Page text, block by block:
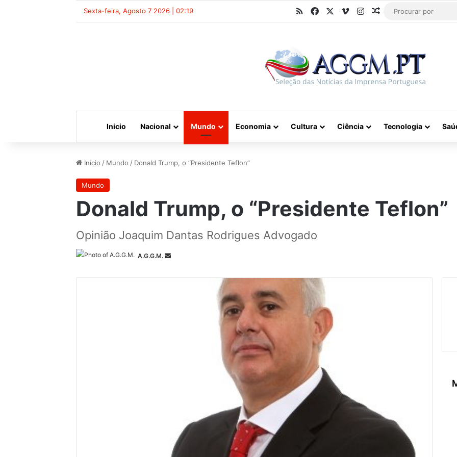
Sexta-feira, Agosto 7 2026 | 02:19 RSSFacebookVimeoInstagram
Artigo aleatório
Inicio Nacional Mundo Economia Cultura Ciência Tecnologia
Início / Mundo / Donald Trump, o “Presidente Teflon”
Mundo
Donald Trump, o “Presidente Teflon”
Opinião Joaquim Dantas Rodrigues Advogado
A.G.G.M.
Send
email